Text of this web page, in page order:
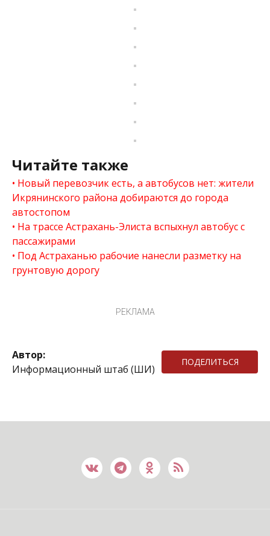
Читайте также
Новый перевозчик есть, а автобусов нет: жители
Икрянинского района добираются до города
автостопом
На трассе Астрахань-Элиста вспыхнул автобус с
пассажирами
Под Астраханью рабочие нанесли разметку на
грунтовую дорогу
РЕКЛАМА
Автор:
Информационный штаб (ШИ)
ПОДЕЛИТЬСЯ